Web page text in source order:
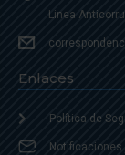
Linea
Enlaces
Política de